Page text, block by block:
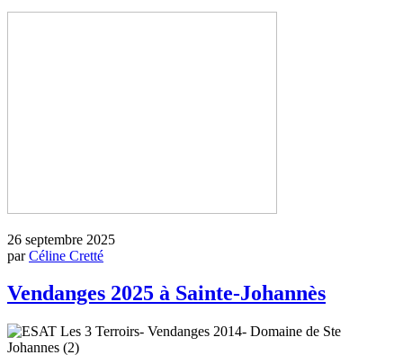
26 septembre 2025
parCéline Cretté
Vendanges 2025 à Sainte-Johannès